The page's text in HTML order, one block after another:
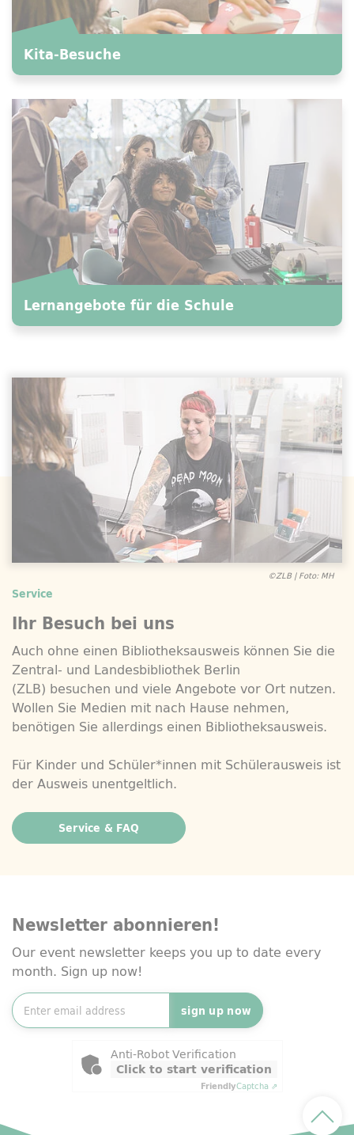
Kita-Besuche
Lernangebote für die Schule
©ZLB | Foto: MH
Service
Ihr Besuch bei uns
Auch ohne einen Bibliotheksausweis können Sie die
Zentral- und Landesbibliothek Berlin
(ZLB) besuchen und viele Angebote vor Ort nutzen.
Wollen Sie Medien mit nach Hause nehmen,
benötigen Sie allerdings einen Bibliotheksausweis.
Für Kinder und Schüler*innen mit Schülerausweis ist
der Ausweis unentgeltlich.
Service & FAQ
Newsletter abonnieren!
Our event newsletter keeps you up to date every
month. Sign up now!
sign up now
Friendly Captcha
Anti-Robot Verification
Click to start verification
FriendlyCaptcha ⇗